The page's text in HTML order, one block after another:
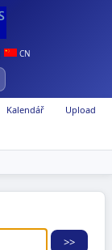
CN
Upload
Kalendář